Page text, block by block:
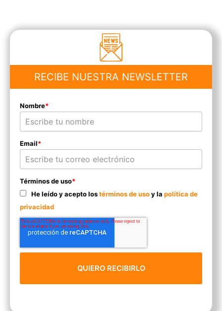
RECIBE NUESTRA NEWSLETTER
Nombre*
Email*
Términos de uso*
He leído y acepto lostérminos de usoy la política de
privacidad